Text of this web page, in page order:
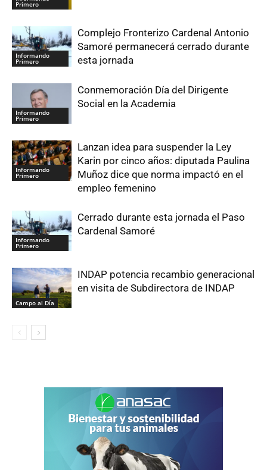
Primero
Informando
Primero
Complejo Fronterizo Cardenal Antonio
Samoré permanecerá cerrado durante
esta jornada
Informando
Primero
Conmemoración Día del Dirigente
Social en la Academia
Informando
Primero
Lanzan idea para suspender la Ley
Karin por cinco años: diputada Paulina
Muñoz dice que norma impactó en el
empleo femenino
Informando
Primero
Cerrado durante esta jornada el Paso
Cardenal Samoré
Campo al Día
INDAP potencia recambio generacional
en visita de Subdirectora de INDAP